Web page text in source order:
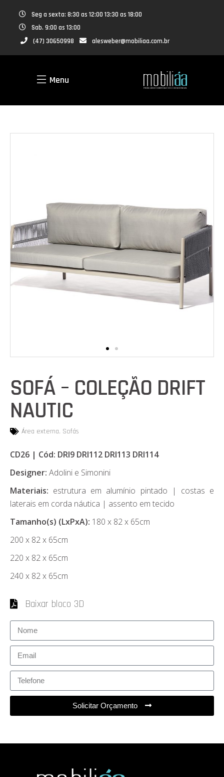
Seg a sexta: 8:30 as 12:00 13:30 as 18:00
Sab. 9:00 as 13:00
(47) 30650998
alesweber@mobiliaa.com.br
Menu
SOFÁ – COLEÇÃO DRIFT
NAUTIC
Área externa, Sofás
CD26 | Cód: DRI9 DRI112 DRI113 DRI114
Designer: Adolini e Simonini
Materiais: estrutura em alumínio pintado | costas e
laterais em corda náutica | assento em tecido
Tamanho(s) (LxPxA): 180 x 82 x 65cm
200 x 82 x 65cm
220 x 82 x 65cm
240 x 82 x 65cm
Baixar bloco 3D
Solicitar Orçamento